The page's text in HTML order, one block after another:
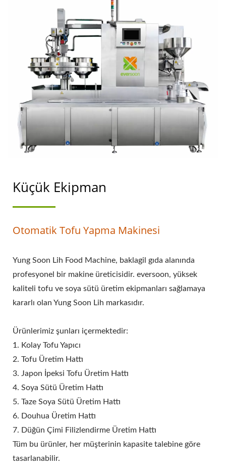
EKIPMANLARI, SOYA ETI
MAKINESI, SOYA SÜTÜ
VE TOFU YAPMA
MAKINESI, TOFU
EKIPMANLARI, TOFU
MAKINESI, SATILIK
TOFU MAKINESI, TOFU
MAKINESI ÜRETICISI,
TOFU MAKINESI
IMALATÇISI, TOFU
MAKINELERI, TOFU
MAKINELERI VE
EKIPMANLARI, TOFU
ÜRETICISI, TOFU
TOFU YAPIMI, TOFU
YAPIM EKIPMANLARI,
TOFU YAPMA MAKINESI,
TOFU YAPMA MAKINESI
FIYATI, TOFU
ÜRETICILERI, TOFU
ÜRETIMI, TOFU ÜRETIM
Küçük Ekipman
Otomatik Tofu Yapma Makinesi
Yung Soon Lih Food Machine, baklagil gıda alanında
profesyonel bir makine üreticisidir. eversoon, yüksek
kaliteli tofu ve soya sütü üretim ekipmanları sağlamaya
kararlı olan Yung Soon Lih markasıdır.
Ürünlerimiz şunları içermektedir:
1. Kolay Tofu Yapıcı
2. Tofu Üretim Hattı
3. Japon İpeksi Tofu Üretim Hattı
4. Soya Sütü Üretim Hattı
5. Taze Soya Sütü Üretim Hattı
6. Douhua Üretim Hattı
7. Düğün Çimi Filizlendirme Üretim Hattı
Tüm bu ürünler, her müşterinin kapasite talebine göre
tasarlanabilir.